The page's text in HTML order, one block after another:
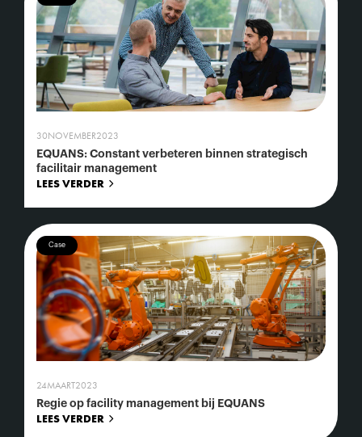
30NOVEMBER2023
EQUANS: Constant verbeteren binnen strategisch
facilitair management
LEES VERDER
Case
24MAART2023
Regie op facility management bij EQUANS
LEES VERDER